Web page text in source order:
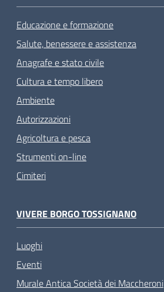
Educazione e formazione
Salute, benessere e assistenza
Anagrafe e stato civile
Cultura e tempo libero
Ambiente
Autorizzazioni
Agricoltura e pesca
Strumenti on-line
Cimiteri
VIVERE BORGO TOSSIGNANO
Luoghi
Eventi
Murale Antica Società dei Maccheroni